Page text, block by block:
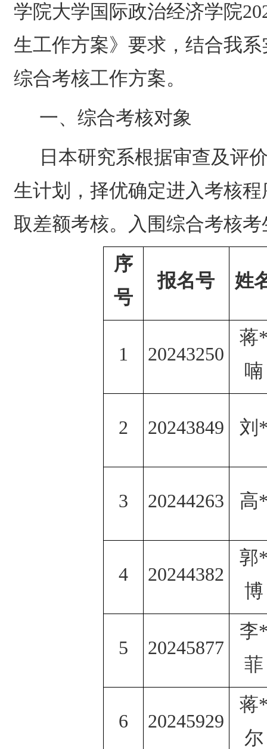
学院大学国际政治经济学院
生工作方案》要求，结合我
综合考核工作方案。
一、综合考核对象
日本研究系根据审查及评
生计划，择优确定进入考核
取差额考核。入围综合考核
序
号
报名号 姓
1 20243250
蒋
喃
2 20243849 刘
3 20244263 高
4 20244382
郭
博
5 20245877
李
菲
6 20245929
蒋
尔